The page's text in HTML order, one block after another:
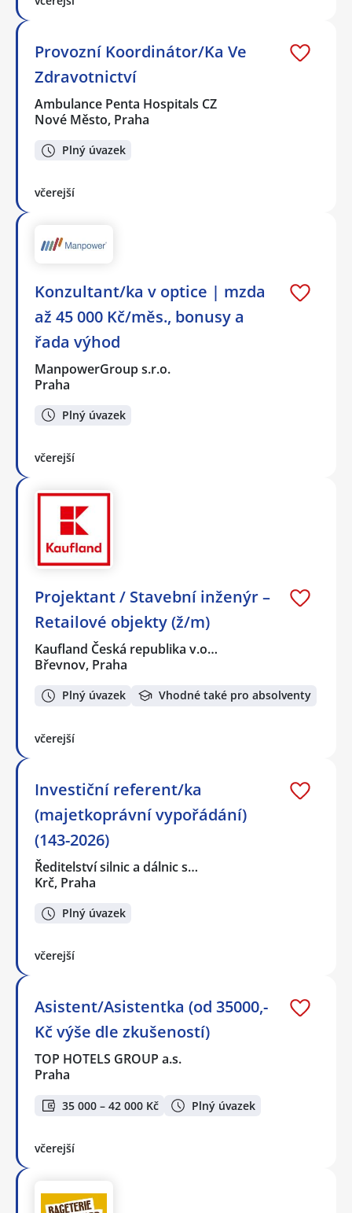
Provozní Koordinátor/Ka Ve
Zdravotnictví
Ambulance Penta Hospitals CZ
Nové Město, Praha
Plný úvazek
včerejší
Konzultant/ka v optice | mzda
až 45 000 Kč/měs., bonusy a
řada výhod
ManpowerGroup s.r.o.
Praha
Plný úvazek
včerejší
Projektant / Stavební inženýr –
Retailové objekty (ž/m)
Kaufland Česká republika v.o…
Břevnov, Praha
Plný úvazek Vhodné také pro absolventy
včerejší
Investiční referent/ka
(majetkoprávní vypořádání)
(143-2026)
Ředitelství silnic a dálnic s…
Krč, Praha
Plný úvazek
včerejší
Asistent/Asistentka (od 35000,-
Kč výše dle zkušeností)
TOP HOTELS GROUP a.s.
Praha
35 000 – 42 000 Kč Plný úvazek
včerejší